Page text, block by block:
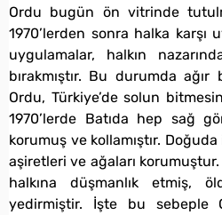
Ordu bugün ön vitrinde
1970’lerden sonra halka karşı
uygulamalar, halkın
bırakmıştır. Bu durumda
Ordu, Türkiye’de solun
1970’lerde Batıda hep sağ
korumuş ve kollamıştır.
aşiretleri ve ağaları
halkına düşmanlık etmiş,
yedirmiştir. İşte bu sebeple